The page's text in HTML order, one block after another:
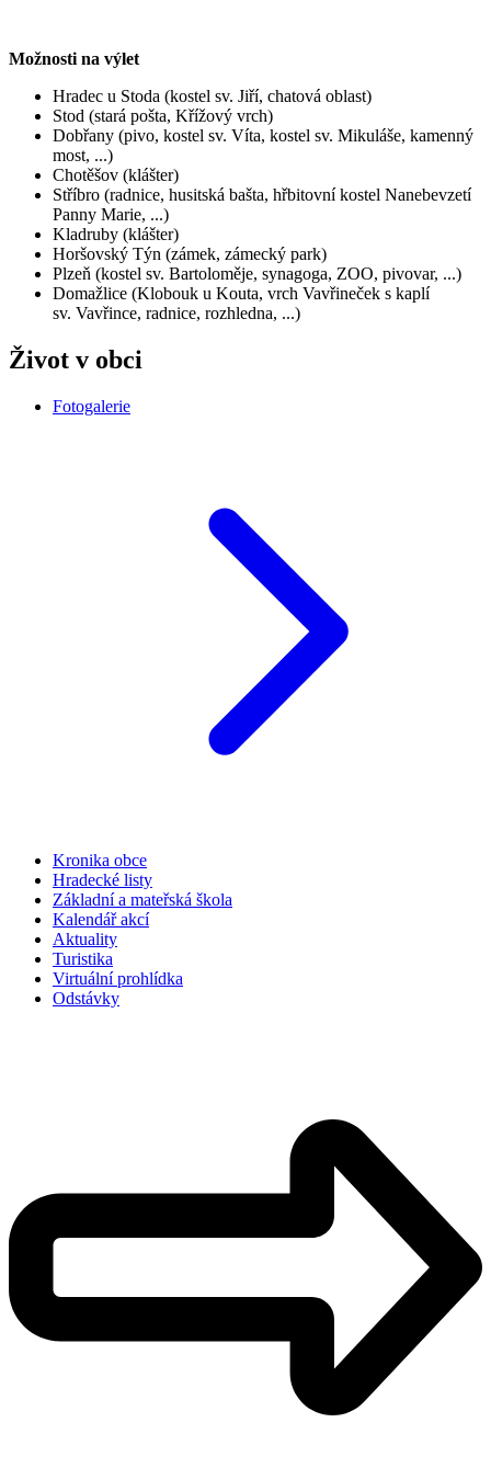
Možnosti na výlet
Hradec u Stoda (kostel sv. Jiří, chatová oblast)
Stod (stará pošta, Křížový vrch)
Dobřany (pivo, kostel sv. Víta, kostel sv. Mikuláše, kamenný
most, ...)
Chotěšov (klášter)
Stříbro (radnice, husitská bašta, hřbitovní kostel Nanebevzetí
Panny Marie, ...)
Kladruby (klášter)
Horšovský Týn (zámek, zámecký park)
Plzeň (kostel sv. Bartoloměje, synagoga, ZOO, pivovar, ...)
Domažlice (Klobouk u Kouta, vrch Vavřineček s kaplí
sv. Vavřince, radnice, rozhledna, ...)
Život v obci
Fotogalerie
Kronika obce
Hradecké listy
Základní a mateřská škola
Kalendář akcí
Aktuality
Turistika
Virtuální prohlídka
Odstávky